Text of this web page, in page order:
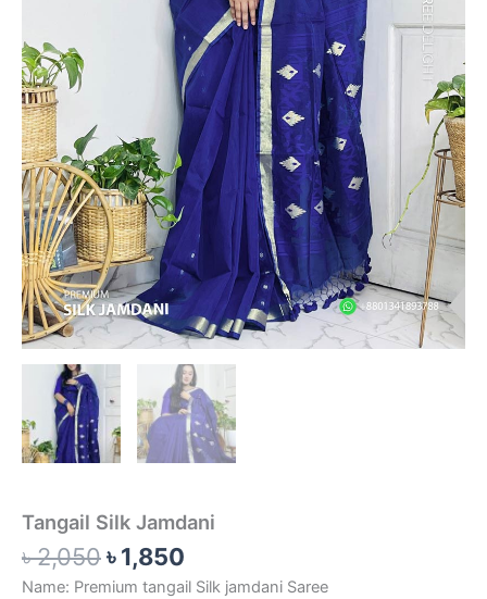
Tangail Silk Jamdani
৳2,050৳1,850
Name: Premium tangail Silk jamdani Saree